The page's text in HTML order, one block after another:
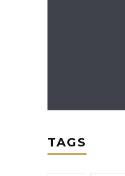
TAGS